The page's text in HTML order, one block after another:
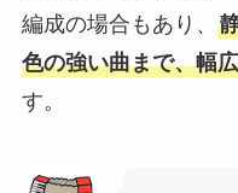
編成の場合もあり、
色の強い曲まで、幅
す。